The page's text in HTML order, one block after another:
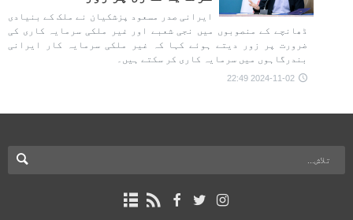
ایرانی صدر مسعود پزشکیان نے ملک کے بنیادی
ڈھانچے کے منصوبوں میں نجی شعبے اور غیر ملکی سرمایہ کاری کی
ضرورت پر زور دیتے ہوئے کہا کہ غیر ملکی سرمایہ کار ایرانی
بندرگاہوں میں سرمایہ کاری کر سکتے ہیں۔
2024-11-02 22:49